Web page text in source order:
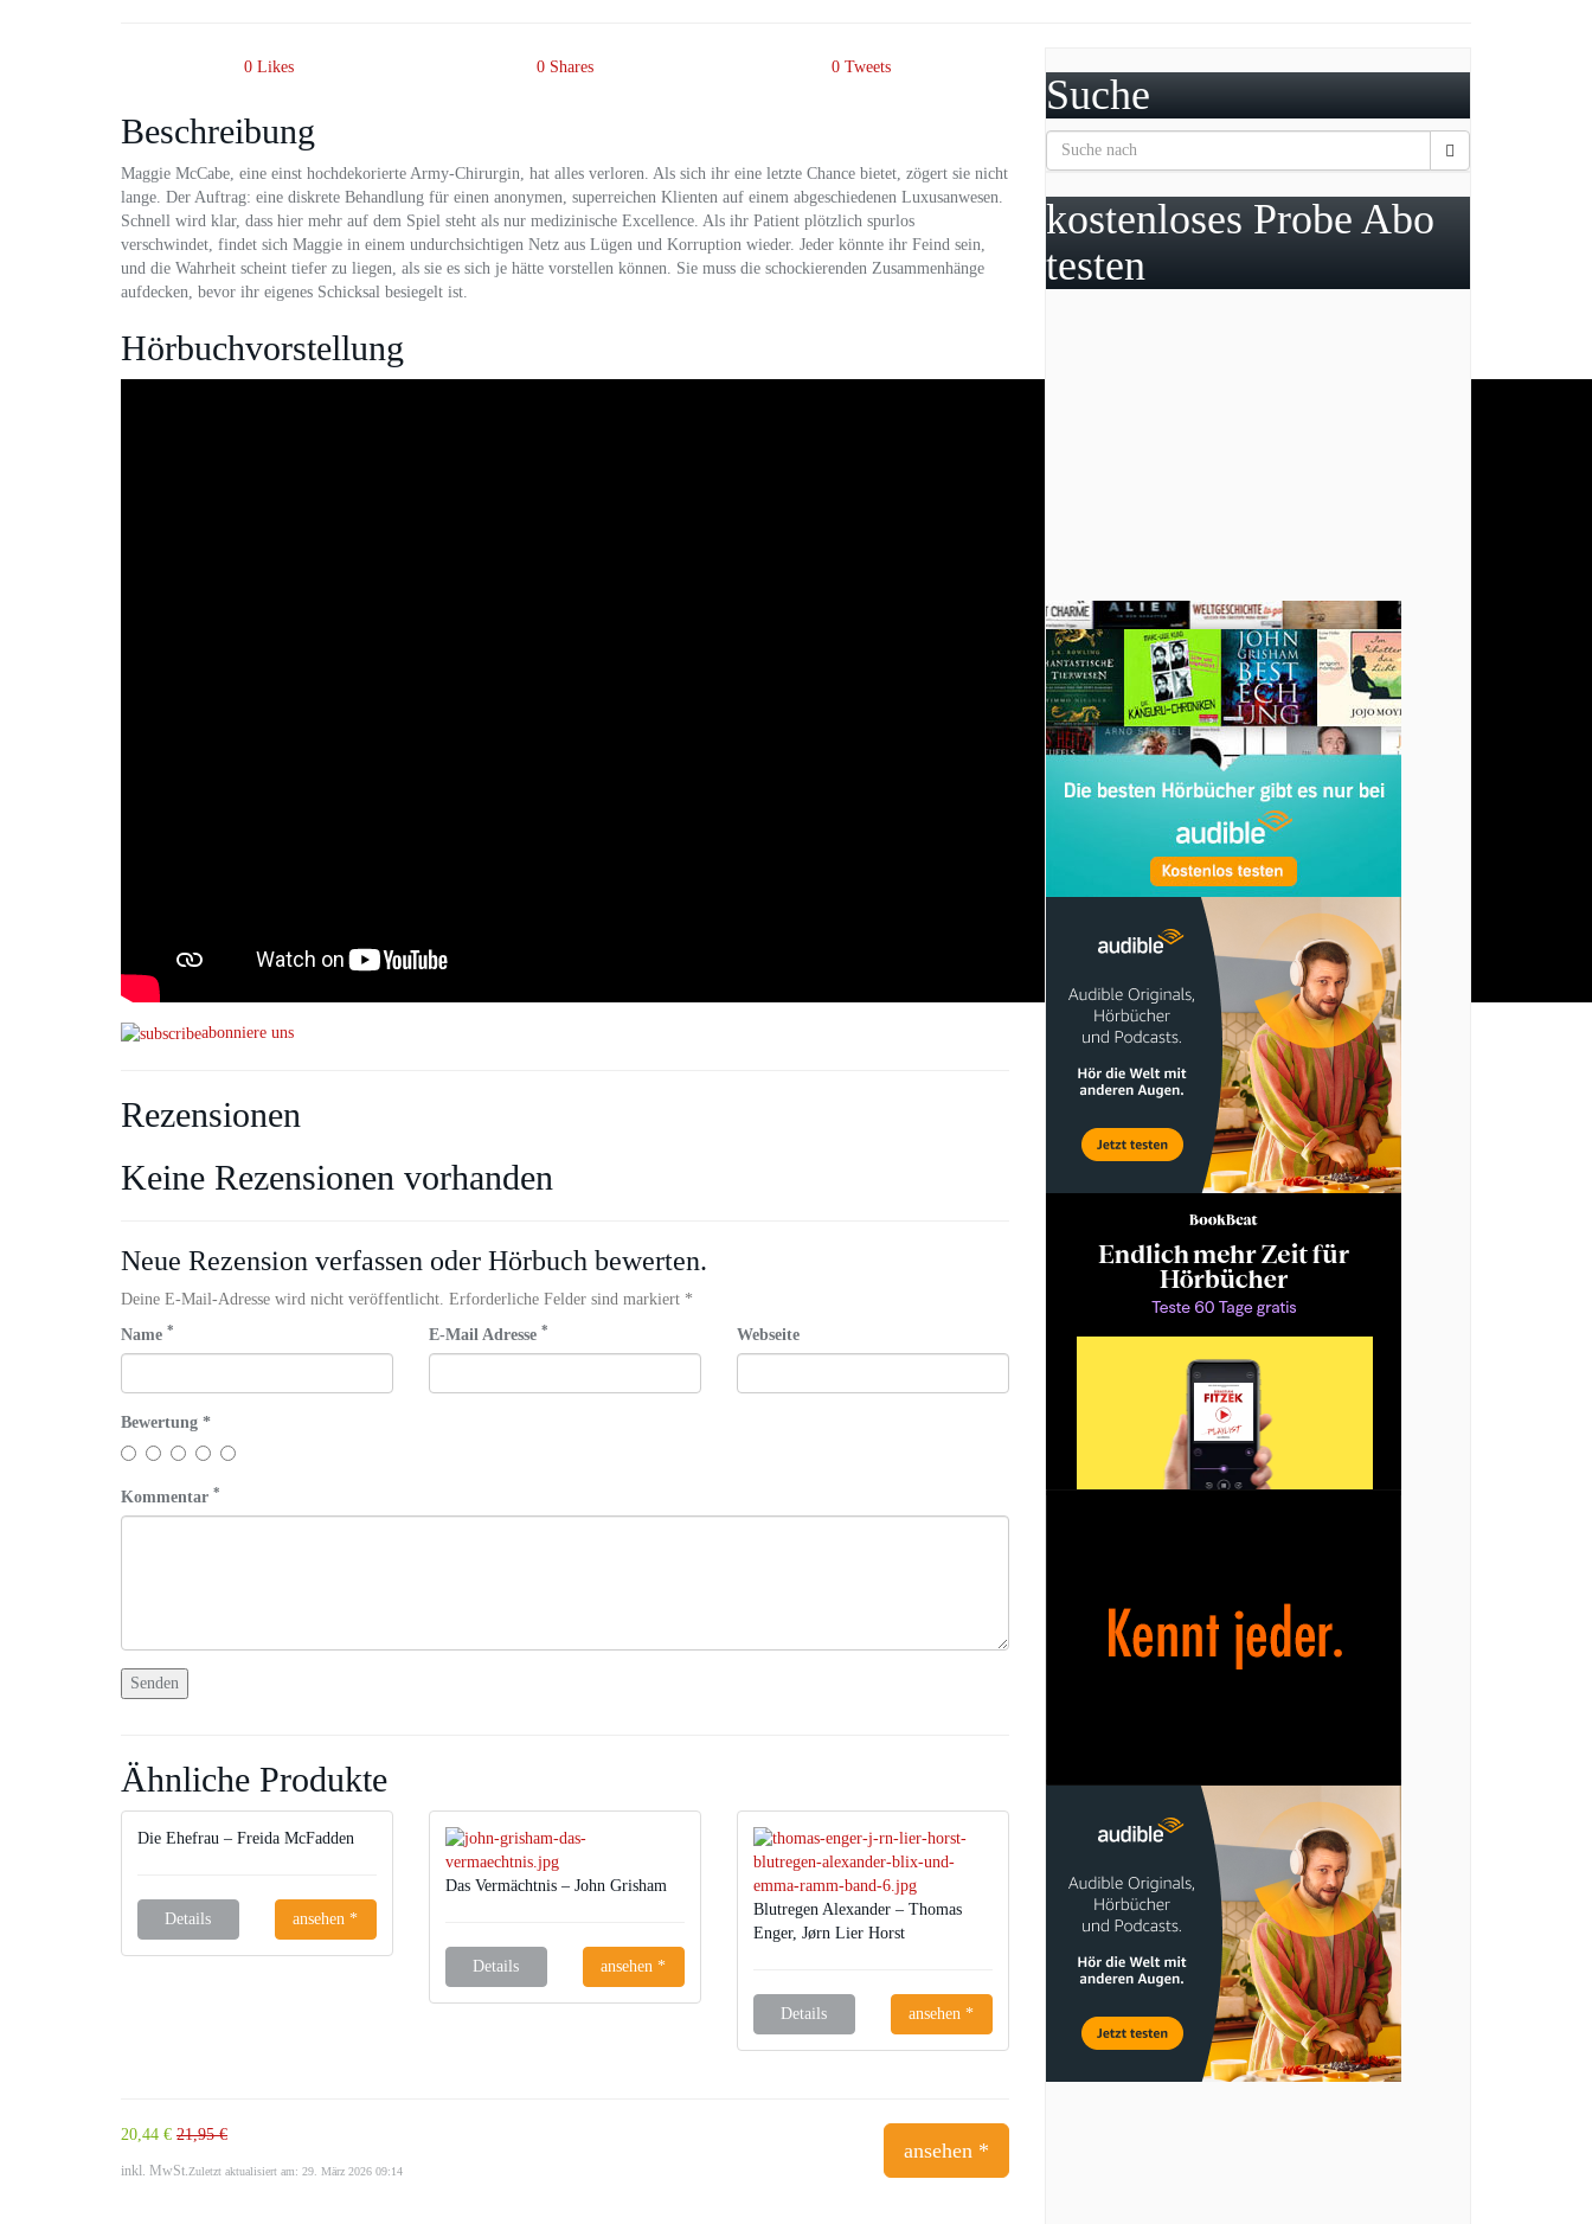
0 Likes 0 Shares 0 Tweets
Beschreibung
Maggie McCabe, eine einst hochdekorierte Army-Chirurgin, hat alles verloren. Als sich ihr eine letzte Chance bietet, zögert sie nicht
lange. Der Auftrag: eine diskrete Behandlung für einen anonymen, superreichen Klienten auf einem abgeschiedenen Luxusanwesen.
Schnell wird klar, dass hier mehr auf dem Spiel steht als nur medizinische Excellence. Als ihr Patient plötzlich spurlos
verschwindet, findet sich Maggie in einem undurchsichtigen Netz aus Lügen und Korruption wieder. Jeder könnte ihr Feind sein,
und die Wahrheit scheint tiefer zu liegen, als sie es sich je hätte vorstellen können. Sie muss die schockierenden Zusammenhänge
aufdecken, bevor ihr eigenes Schicksal besiegelt ist.
Hörbuchvorstellung
abonniere uns
Rezensionen
Keine Rezensionen vorhanden
Neue Rezension verfassen oder Hörbuch bewerten.
Deine E-Mail-Adresse wird nicht veröffentlicht. Erforderliche Felder sind markiert *
Name * E-Mail Adresse * Webseite
Bewertung *
Kommentar *
Ähnliche Produkte
Die Ehefrau – Freida McFadden
Details ansehen *
Das Vermächtnis – John Grisham
Details ansehen *
Blutregen Alexander – Thomas
Enger, Jørn Lier Horst
Details ansehen *
20,44 € 21,95 €
inkl. MwSt. Zuletzt aktualisiert am: 29. März 2026 09:14
ansehen *
Suche
kostenloses Probe Abo
testen